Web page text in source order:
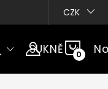
CZK
SUKNĚ